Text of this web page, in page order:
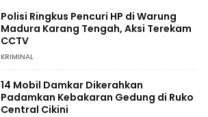
Polisi Ringkus Pencuri HP di Warung
Madura Karang Tengah, Aksi Terekam
CCTV
KRIMINAL
14 Mobil Damkar Dikerahkan
Padamkan Kebakaran Gedung di Ruko
Central Cikini